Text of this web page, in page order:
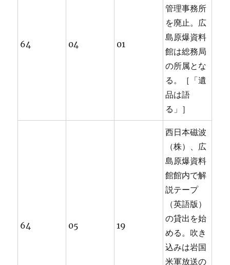
64 04 01
管理事務所
を廃止。広
島原爆資料
館は総務局
の所属とな
る。［「遺
品は語
る」］
64 05 19
西日本磁波
（株）、広
島原爆資料
館館内で解
説テープ
（英語版）
の貸出を始
める。吹き
込みは岩国
米軍放送の